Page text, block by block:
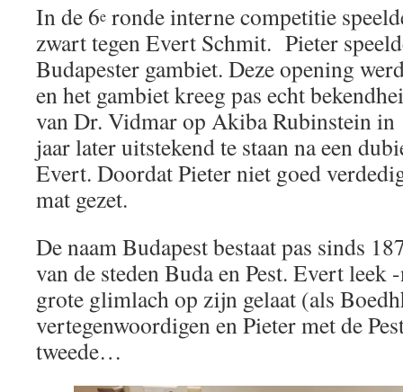
In de 6e ronde interne competitie
zwart tegen Evert Schmit. Pieter
Budapester gambiet. Deze opening
en het gambiet kreeg pas echt
van Dr. Vidmar op Akiba Rubinstein in
jaar later uitstekend te staan na een
Evert. Doordat Pieter niet goed
mat gezet.
De naam Budapest bestaat pas sinds
van de steden Buda en Pest. Evert leek
grote glimlach op zijn gelaat (als
vertegenwoordigen en Pieter met de
tweede…